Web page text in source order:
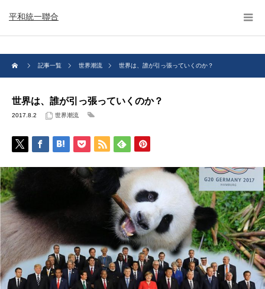
平和統一聯合
記事一覧 世界潮流 世界は、誰が引っ張っていくのか？
世界は、誰が引っ張っていくのか？
2017.8.2 世界潮流